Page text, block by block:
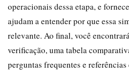
operacionais dessa etapa, e
ajudam a entender por que essa
relevante. Ao final, você
verificação, uma tabela
perguntas frequentes e